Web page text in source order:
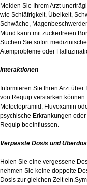
Melden Sie Ihrem Arzt
wie Schläfrigkeit, Übelkeit,
Schwäche,
Mund kann mit zuckerfreien
Suchen Sie sofort
Atemprobleme oder
Interaktionen
Informieren Sie Ihren Arzt
von Requip verstärken
Metoclopramid, Fluvoxamin
psychische Erkrankungen
Requip beeinflussen.
Verpasste Dosis und
Holen Sie eine vergessene
nehmen Sie keine doppelte
Dosis zur gleichen Zeit